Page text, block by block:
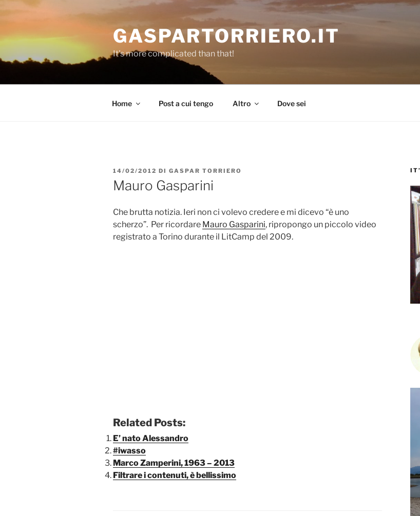
GASPARTORRIERO.IT
It's more complicated than that!
Home Post a cui tengo Altro Dove sei
PUBBLICATO
IL
14/02/2012 DI GASPAR TORRIERO
Mauro Gasparini
Che brutta notizia. Ieri non ci volevo credere e mi dicevo “è uno
scherzo”. Per ricordare Mauro Gasparini, ripropongo un piccolo video
registrato a Torino durante il LitCamp del 2009.
Related Posts:
E’ nato Alessandro
#iwasso
Marco Zamperini, 1963 – 2013
Filtrare i contenuti, è bellissimo